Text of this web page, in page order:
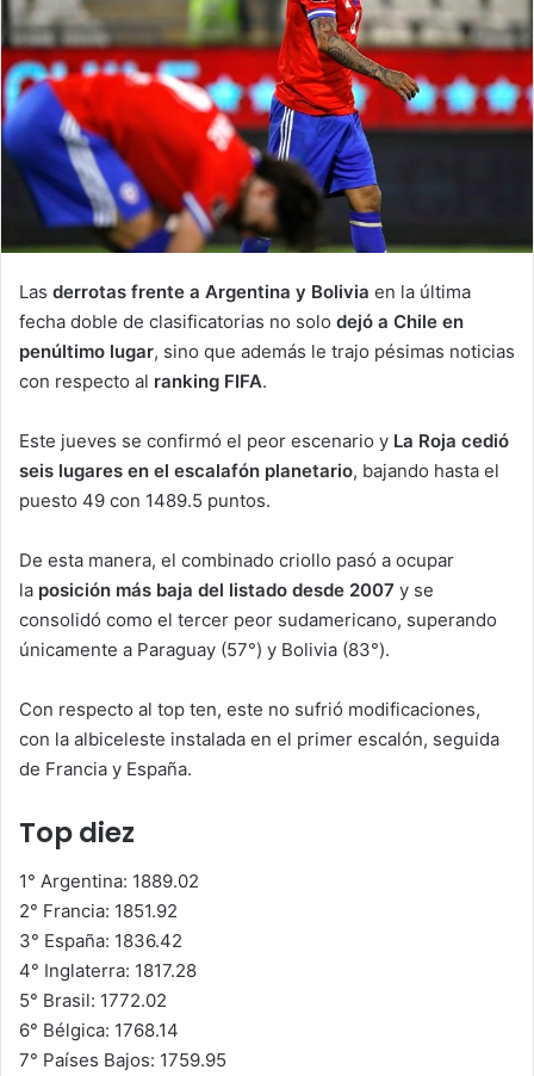
Las derrotas frente a Argentina y Bolivia en la última
fecha doble de clasificatorias no solo dejó a Chile en
penúltimo lugar, sino que además le trajo pésimas noticias
con respecto al ranking FIFA.
Este jueves se confirmó el peor escenario y La Roja cedió
seis lugares en el escalafón planetario, bajando hasta el
puesto 49 con 1489.5 puntos.
De esta manera, el combinado criollo pasó a ocupar
la posición más baja del listado desde 2007 y se
consolidó como el tercer peor sudamericano, superando
únicamente a Paraguay (57°) y Bolivia (83°).
Con respecto al top ten, este no sufrió modificaciones,
con la albiceleste instalada en el primer escalón, seguida
de Francia y España.
Top diez
1° Argentina: 1889.02
2° Francia: 1851.92
3° España: 1836.42
4° Inglaterra: 1817.28
5° Brasil: 1772.02
6° Bélgica: 1768.14
7° Países Bajos: 1759.95